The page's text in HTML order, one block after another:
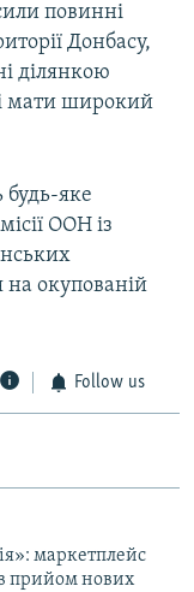
повинні
Донбасу,
ділянкою
і мати широкий
будь-яке
ООН із
окупованій
Follow us
маркетплейс
прийом нових